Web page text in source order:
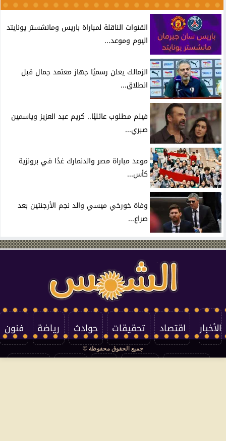
القنوات الناقلة لمباراة باريس ومانشستر يونايتد
اليوم وموعد...
الزمالك يعلن رسميًا جهاز معتمد جمال قبل
انطلاق...
فيلم مطلوب عائليًا.. كريم عبد العزيز وياسمين
صبري...
موعد مباراة مصر والدنمارك غدًا في برونزية
كأس...
وفاة خورخي ميسي والد نجم الأرجنتين بعد
صراع...
الأخبار اقتصاد تحقيقات حوادث رياضة فنون
جميع الحقوق محفوظة ©